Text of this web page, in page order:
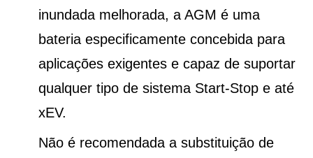
inundada melhorada, a AGM é uma
bateria especificamente concebida para
aplicações exigentes e capaz de suportar
qualquer tipo de sistema Start-Stop e até
xEV.
Não é recomendada a substituição de